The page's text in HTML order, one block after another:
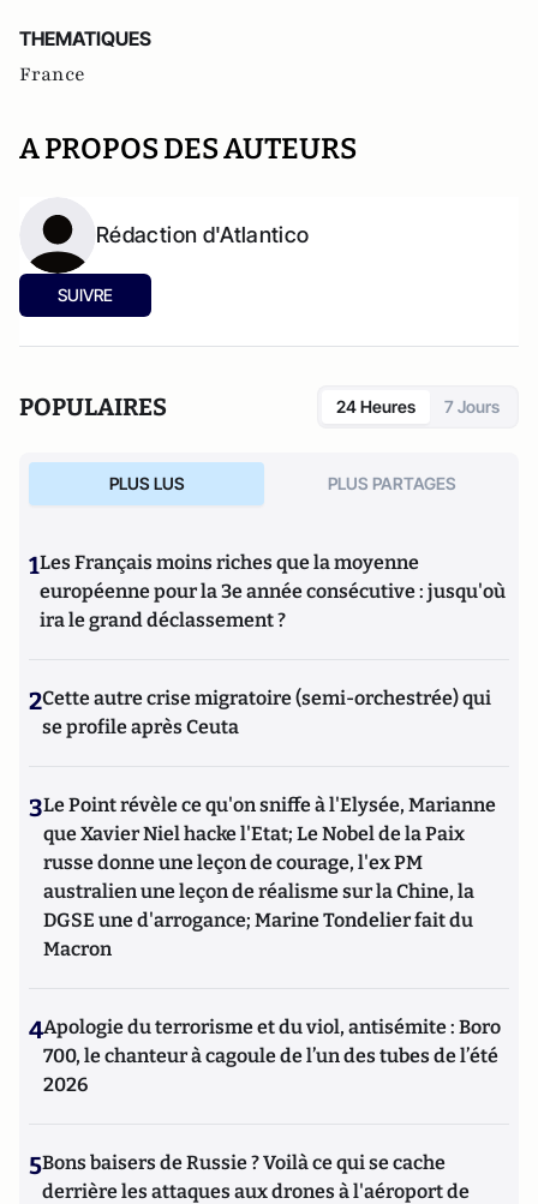
THEMATIQUES
France
A PROPOS DES AUTEURS
Rédaction d'Atlantico
SUIVRE
POPULAIRES 24 Heures 7 Jours
PLUS LUS PLUS PARTAGES
1Les Français moins riches que la moyenne
européenne pour la 3e année consécutive : jusqu'où
ira le grand déclassement ?
2Cette autre crise migratoire (semi-orchestrée) qui
se profile après Ceuta
3Le Point révèle ce qu'on sniffe à l'Elysée, Marianne
que Xavier Niel hacke l'Etat; Le Nobel de la Paix
russe donne une leçon de courage, l'ex PM
australien une leçon de réalisme sur la Chine, la
DGSE une d'arrogance; Marine Tondelier fait du
Macron
4Apologie du terrorisme et du viol, antisémite : Boro
700, le chanteur à cagoule de l’un des tubes de l’été
2026
5Bons baisers de Russie ? Voilà ce qui se cache
derrière les attaques aux drones à l'aéroport de